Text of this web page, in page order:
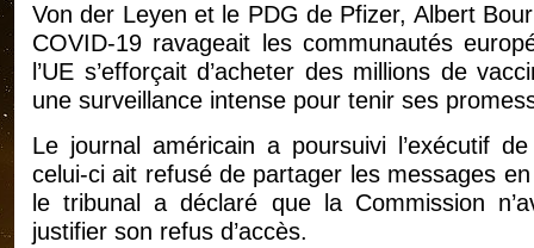
Von der Leyen et le PDG de Pfizer, Albert
COVID-19 ravageait les communautés
l’UE s’efforçait d’acheter des millions de
une surveillance intense pour tenir ses
Le journal américain a poursuivi l’exécutif
celui-ci ait refusé de partager les messages
le tribunal a déclaré que la Commission
justifier son refus d’accès.